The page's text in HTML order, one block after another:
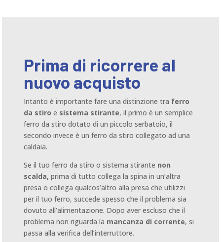
Prima di ricorrere al
nuovo acquisto
Intanto è importante fare una distinzione tra ferro
da stiro e sistema stirante, il primo è un semplice
ferro da stiro dotato di un piccolo serbatoio, il
secondo invece è un ferro da stiro collegato ad una
caldaia.
Se il tuo ferro da stiro o sistema stirante non
scalda, prima di tutto collega la spina in un’altra
presa o collega qualcos’altro alla presa che utilizzi
per il tuo ferro, succede spesso che il problema sia
dovuto all’alimentazione. Dopo aver escluso che il
problema non riguarda la mancanza di corrente, si
passa alla verifica dell’interruttore.